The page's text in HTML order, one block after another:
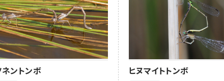
ネントンボ ヒヌマイトトンボ